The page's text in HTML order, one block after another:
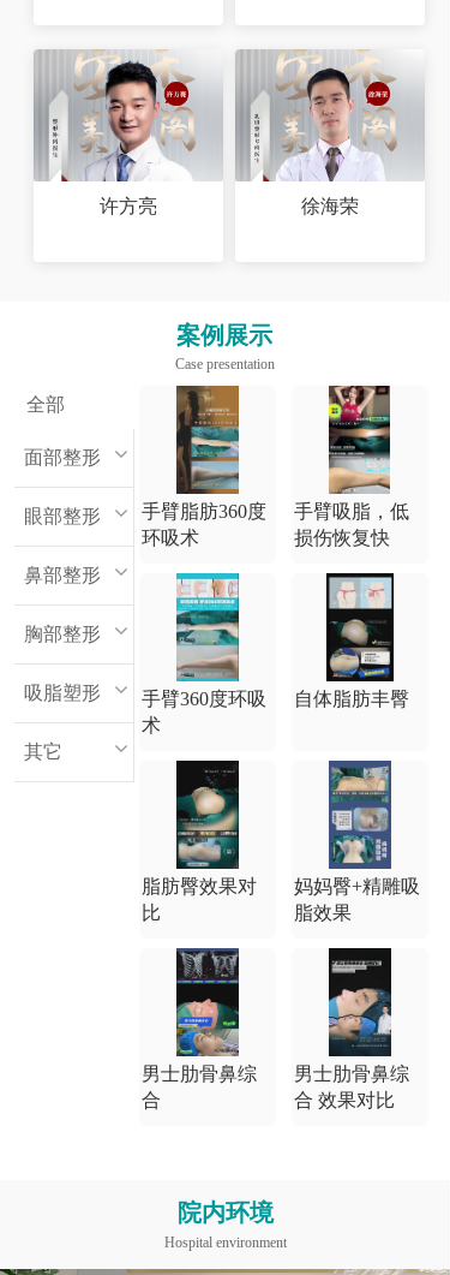
许方亮 徐海荣
案例展示
Case presentation
全部
面部整形
眼部整形
鼻部整形
胸部整形
吸脂塑形
其它
手臂脂肪360度
环吸术
手臂吸脂，低
损伤恢复快
手臂360度环吸
术
自体脂肪丰臀
脂肪臀效果对
比
妈妈臀+精雕吸
脂效果
男士肋骨鼻综
合
男士肋骨鼻综
合 效果对比
院内环境
Hospital environment